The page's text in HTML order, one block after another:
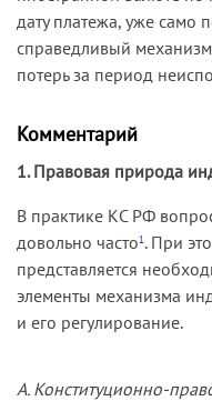
дату платежа, уже само
справедливый
потерь за период
Комментарий
1. Правовая природа
В практике КС РФ
довольно часто1 . При
представляется
элементы механизма
и его регулирование.
A. Конституционно-